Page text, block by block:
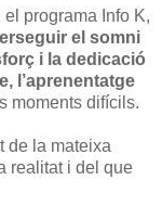
programa Info K,
el somni
i la dedicació
l’aprenentatge
moments difícils.
de la mateixa
realitat i del que